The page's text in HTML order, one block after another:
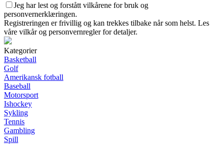
Jeg har lest og forstått vilkårene for bruk og
personvernerklæringen.
Registreringen er frivillig og kan trekkes tilbake når som helst. Les
våre vilkår og personvernregler for detaljer.
Kategorier
Basketball
Golf
Amerikansk fotball
Baseball
Motorsport
Ishockey
Sykling
Tennis
Gambling
Spill